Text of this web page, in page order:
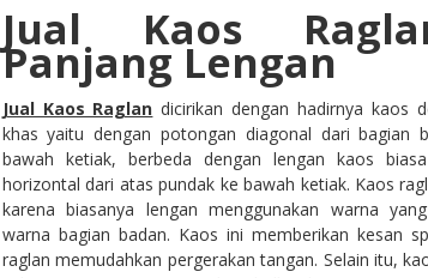
Jual Kaos
Panjang Lengan
Jual Kaos Raglan dicirikan dengan hadirnya kaos
khas yaitu dengan potongan diagonal dari bagian
bawah ketiak, berbeda dengan lengan kaos
horizontal dari atas pundak ke bawah ketiak. Kaos
karena biasanya lengan menggunakan warna
warna bagian badan. Kaos ini memberikan kesan
raglan memudahkan pergerakan tangan. Selain itu,